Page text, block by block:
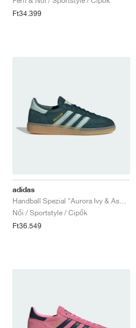
Ft34.399
adidas
Női / Sportstyle / Cipők
Ft36.549